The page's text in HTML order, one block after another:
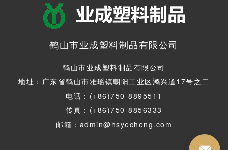
鹤山市业成塑料制品有限公司
鹤山市业成塑料制品有限公司
地址：广东省鹤山市雅瑶镇朝阳工业区鸿兴道17号之二
电话：(+86)750-8895511
传真：(+86)750-8856333
邮箱：admin@hsyecheng.com